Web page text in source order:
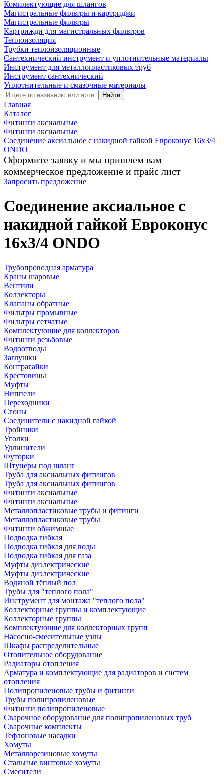
Комплектующие для шлангов
Магистральные фильтры и картриджи
Магистральные фильтры
Картрижди для магистральных фильтров
Теплоизоляция
Трубки теплоизоляционные
Сантехнический инструмент и уплотнительные материалы
Инструмент для металлопластиковых труб
Инструмент сантехнический
Уплотнительные и смазочные материалы
Найти
Главная
Каталог
Фитинги аксиальные
Фитинги аксиальные
Соединение аксиальное с накидной гайкой Евроконус 16х3/4
ONDO
Оформите заявку и мы пришлем вам
коммерческое предложение и прайс лист
Запросить предложение
Соединение аксиальное с
накидной гайкой Евроконус
16х3/4 ONDO
Трубопроводная арматура
Краны шаровые
Вентили
Коллекторы
Клапаны обратные
Фильтры промывные
Фильтры сетчатые
Комплектующие для коллекторов
Фитинги резьбовые
Водоотводы
Заглушки
Контрагайки
Крестовины
Муфты
Ниппели
Переходники
Сгоны
Соединители с накидной гайкой
Тройники
Уголки
Удлинители
Футорки
Штуцеры под шланг
Труба для аксиальных фитингов
Труба для аксиальных фитингов
Фитинги аксиальные
Фитинги аксиальные
Металлопластиковые трубы и фитинги
Металлопластиковые трубы
Фитинги обжимные
Подводка гибкая
Подводка гибкая для воды
Подводка гибкая для газа
Муфты диэлектрические
Муфты диэлектрические
Водяной тёплый пол
Трубы для "теплого пола"
Инструмент для монтажа "теплого пола"
Коллекторные группы и комплектующие
Коллекторные группы
Комплектующие для коллекторных групп
Насосно-смесительные узлы
Шкафы распределительные
Отопительное оборудование
Радиаторы отопления
Арматура и комплектующие для радиаторов и систем
отопления
Полипропиленовые трубы и фитинги
Трубы полипропиленовые
Фитинги полипропиленовые
Сварочное оборудование для полипропиленовых труб
Сварочные комплекты
Тефлоновые насадки
Хомуты
Металлорезиновые хомуты
Стальные винтовые хомуты
Смесители